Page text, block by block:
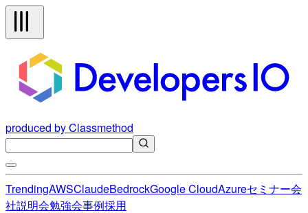
produced by Classmethod
TrendingAWSClaudeBedrockGoogle CloudAzureセミナー会
社説明会勉強会事例採用